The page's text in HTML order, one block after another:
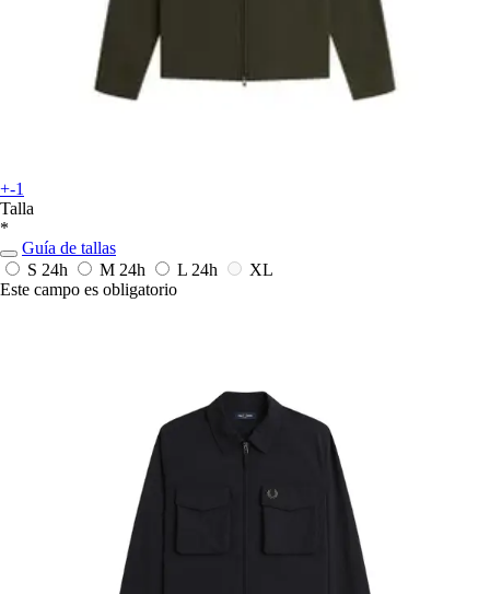
+-1
Talla
*
Guía de tallas
S 24h M 24h L 24h
XL
Este campo es obligatorio